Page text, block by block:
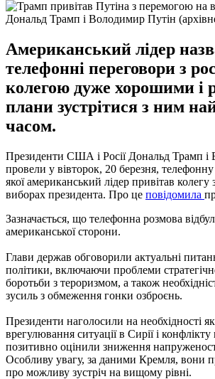
Дональд Трамп і Володимир Путін
Американський лідер
телефонні переговори з
колегою дуже хорошими і
плани зустрітися з ним
часом.
Президенти США і Росії Дональд Трамп і
провели у вівторок, 20 березня, телефонну
якої американський лідер привітав
виборах президента. Про це повідомила
Зазначається, що телефонна розмова
американської сторони.
Глави держав обговорили актуальні
політики, включаючи проблеми
боротьби з тероризмом, а також
зусиль з обмеження гонки озброєнь.
Президенти наголосили на необхідності
врегулювання ситуації в Сирії і
позитивно оцінили зниження
Особливу увагу, за даними Кремля, вони
про можливу зустріч на вищому рівні.